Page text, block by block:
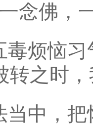
念佛，
毒烦恼
转之时
当中，